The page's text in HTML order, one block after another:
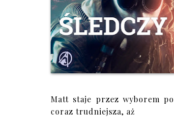
Matt staje przez wyborem
coraz trudniejsza, aż